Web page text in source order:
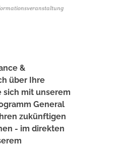
&
über Ihre
sich mit unserem
General
zukünftigen
- im direkten